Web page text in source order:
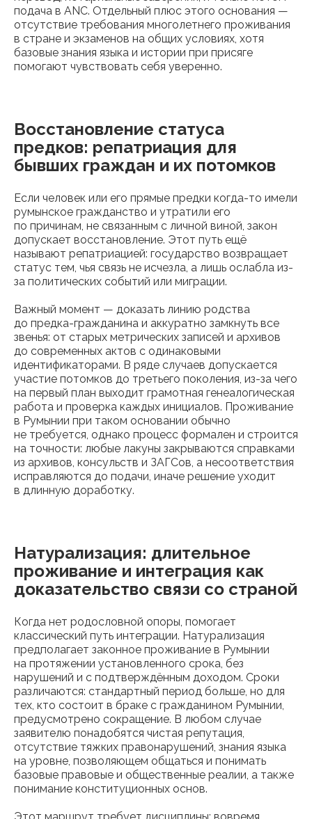
подача в ANC. Отдельный плюс этого основания —
отсутствие требования многолетнего проживания
в стране и экзаменов на общих условиях, хотя
базовые знания языка и истории при присяге
помогают чувствовать себя уверенно.
Восстановление статуса
предков: репатриация для
бывших граждан и их потомков
Если человек или его прямые предки когда-то имели
румынское гражданство и утратили его
по причинам, не связанным с личной виной, закон
допускает восстановление. Этот путь ещё
называют репатриацией: государство возвращает
статус тем, чья связь не исчезла, а лишь ослабла из-
за политических событий или миграции.
Важный момент — доказать линию родства
до предка-гражданина и аккуратно замкнуть все
звенья: от старых метрических записей и архивов
до современных актов с одинаковыми
идентификаторами. В ряде случаев допускается
участие потомков до третьего поколения, из-за чего
на первый план выходит грамотная генеалогическая
работа и проверка каждых инициалов. Проживание
в Румынии при таком основании обычно
не требуется, однако процесс формален и строится
на точности: любые лакуны закрываются справками
из архивов, консульств и ЗАГСов, а несоответствия
исправляются до подачи, иначе решение уходит
в длинную доработку.
Натурализация: длительное
проживание и интеграция как
доказательство связи со страной
Когда нет родословной опоры, помогает
классический путь интеграции. Натурализация
предполагает законное проживание в Румынии
на протяжении установленного срока, без
нарушений и с подтверждённым доходом. Сроки
различаются: стандартный период больше, но для
тех, кто состоит в браке с гражданином Румынии,
предусмотрено сокращение. В любом случае
заявителю понадобятся чистая репутация,
отсутствие тяжких правонарушений, знания языка
на уровне, позволяющем общаться и понимать
базовые правовые и общественные реалии, а также
понимание конституционных основ.